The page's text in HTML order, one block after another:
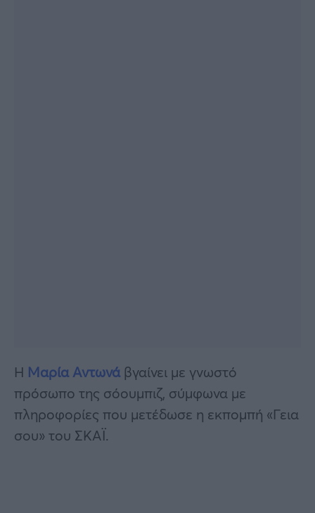
Η Μαρία Αντωνά βγαίνει με γνωστό
πρόσωπο της σόουμπιζ, σύμφωνα με
πληροφορίες που μετέδωσε η εκπομπή «Γεια
σου» του ΣΚΑΪ.